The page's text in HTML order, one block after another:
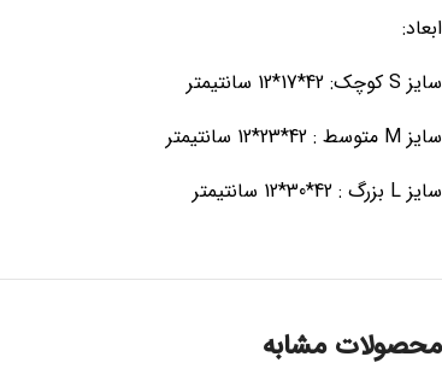
ابعاد:
سایز S کوچک: 42*17*12 سانتیمتر
سایز M متوسط : 42*23*12 سانتیمتر
سایز L بزرگ : 42*30*12 سانتیمتر
محصولات مشابه